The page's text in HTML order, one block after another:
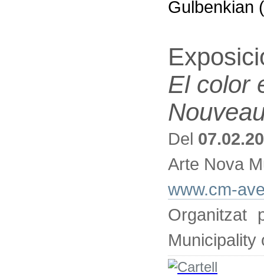
Gulbenkian
El color
Del
Arte Nova
www.cm-
Organitzat
Municipality